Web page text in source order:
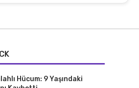
Hücum: 9 Yaşındaki